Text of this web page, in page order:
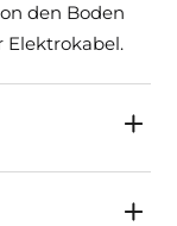
den Boden
Elektrokabel.